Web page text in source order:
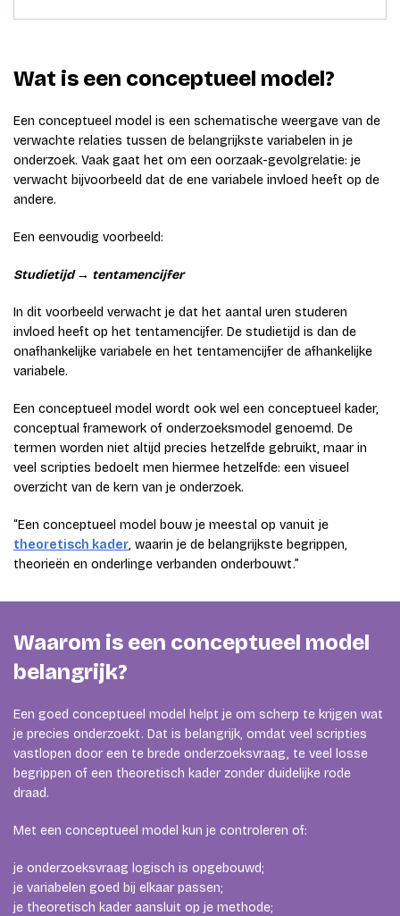
Wat is een conceptueel model?
Een conceptueel model is een schematische weergave van de
verwachte relaties tussen de belangrijkste variabelen in je
onderzoek. Vaak gaat het om een oorzaak-gevolgrelatie: je
verwacht bijvoorbeeld dat de ene variabele invloed heeft op de
andere.
Een eenvoudig voorbeeld:
Studietijd → tentamencijfer
In dit voorbeeld verwacht je dat het aantal uren studeren
invloed heeft op het tentamencijfer. De studietijd is dan de
onafhankelijke variabele en het tentamencijfer de afhankelijke
variabele.
Een conceptueel model wordt ook wel een conceptueel kader,
conceptual framework of onderzoeksmodel genoemd. De
termen worden niet altijd precies hetzelfde gebruikt, maar in
veel scripties bedoelt men hiermee hetzelfde: een visueel
overzicht van de kern van je onderzoek.
“Een conceptueel model bouw je meestal op vanuit je
theoretisch kader, waarin je de belangrijkste begrippen,
theorieën en onderlinge verbanden onderbouwt.”
Waarom is een conceptueel model
belangrijk?
Een goed conceptueel model helpt je om scherp te krijgen wat
je precies onderzoekt. Dat is belangrijk, omdat veel scripties
vastlopen door een te brede onderzoeksvraag, te veel losse
begrippen of een theoretisch kader zonder duidelijke rode
draad.
Met een conceptueel model kun je controleren of:
je onderzoeksvraag logisch is opgebouwd;
je variabelen goed bij elkaar passen;
je theoretisch kader aansluit op je methode;